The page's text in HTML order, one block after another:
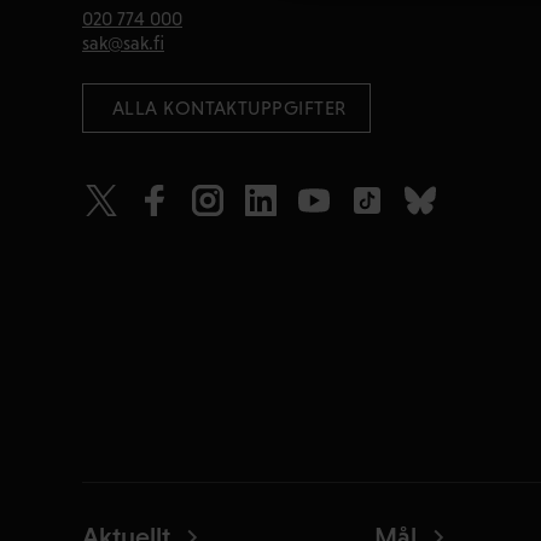
020 774 000
sak@sak.fi
ALLA KONTAKTUPPGIFTER